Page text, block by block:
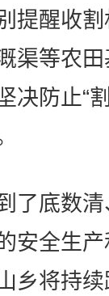
醒收割
渠等农
决防止“
底数清
安全生
乡将持